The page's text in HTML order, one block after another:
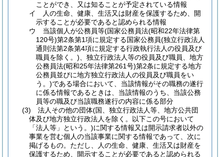
ことができ、又は知ることが予定されている情報
イ
人の生命、健康、生活又は財産を保護するため、開
示することが必要であると認められる情報
ウ
当該個人が公務員等(国家公務員法(昭和22年法律第
120号)第2条第1項に規定する国家公務員(独立行政法人
通則法第2条第4項に規定する行政執行法人の役員及び
職員を除く。) 、独立行政法人等の役員及び職員、地方
公務員法(昭和25年法律第261号)第2条に規定する地方
公務員並びに地方独立行政法人の役員及び職員をい
う。)である場合において、当該情報がその職務の遂行
に係る情報であるときは、当該情報のうち、当該公務
員等の職及び当該職務遂行の内容に係る部分
(3)
法人その他の団体(国、独立行政法人等、地方公共団
体及び地方独立行政法人を除く。以下この号において
「法人等」という。)に関する情報又は開示請求者以外の
事業を営む個人の当該事業に関する情報であって、次に
掲げるもの。 ただし、人の生命、健康、生活又は財産を
保護するため、開示することが必要であると認められる